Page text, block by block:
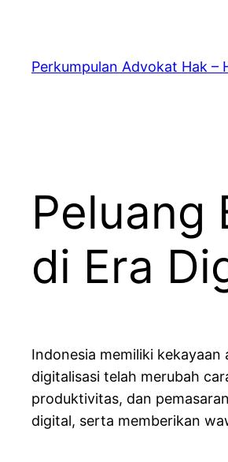
content
Perkumpulan Advokat Hak –
Peluang
di Era
Indonesia memiliki
digitalisasi telah merubah
produktivitas, dan
digital, serta memberikan